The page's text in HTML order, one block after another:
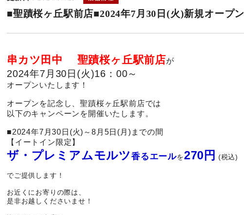
■聖蹟桜ヶ丘駅前店■2024年7月30日(火)新規オープン
串カツ田中 聖蹟桜ヶ丘駅前店が
2024年7月30日(火)16：00～
オープンいたします！
オープンを記念し、聖蹟桜ヶ丘駅前店では
以下のキャンペーンを開催いたします。
■2024年7月30日(火)～8月5日(月)までの間
【イートイン限定】
ザ・プレミアムモルツ香るエールを270円 (税込)
でご提供します！
お近くにお寄りの際は、
是非お越しくださいませ！